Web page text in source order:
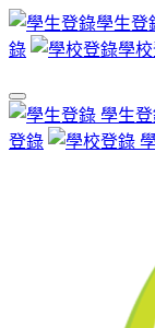
學生登
錄
學
學生
登錄